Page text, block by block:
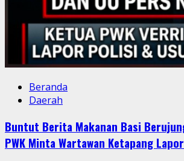
Beranda
Daerah
Buntut Berita Makanan Basi
PWK Minta Wartawan Ketapang